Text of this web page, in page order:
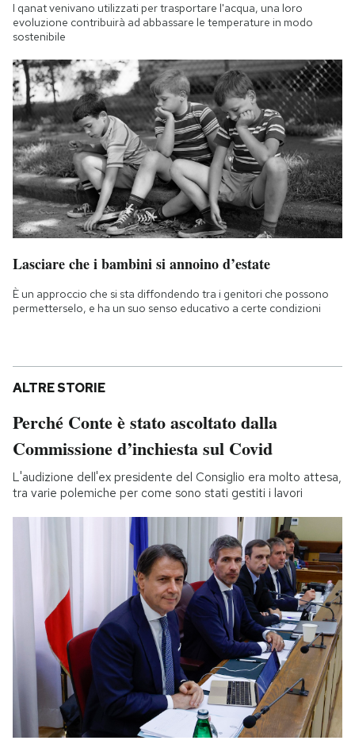
I qanat venivano utilizzati per trasportare l'acqua, una loro
evoluzione contribuirà ad abbassare le temperature in modo
sostenibile
Lasciare che i bambini si annoino d’estate
È un approccio che si sta diffondendo tra i genitori che possono
permetterselo, e ha un suo senso educativo a certe condizioni
ALTRE STORIE
Perché Conte è stato ascoltato dalla
Commissione d’inchiesta sul Covid
L'audizione dell'ex presidente del Consiglio era molto attesa,
tra varie polemiche per come sono stati gestiti i lavori